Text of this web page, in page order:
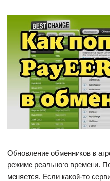
Обновление обменников в
режиме реального времени.
меняется. Если какой-то